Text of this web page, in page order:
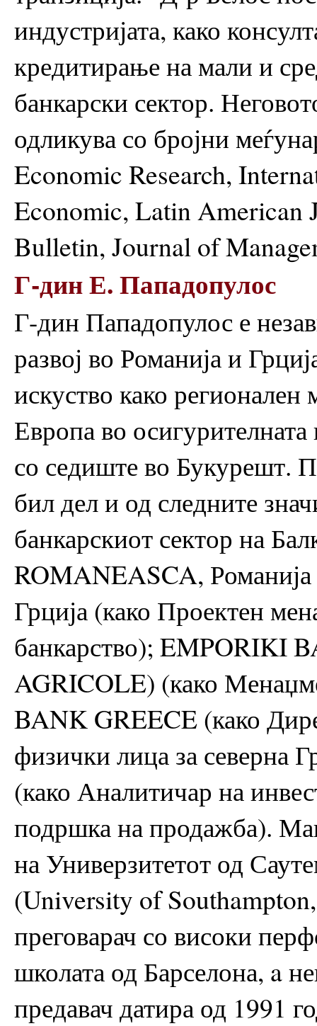
индустријата, како
кредитирање на мали и
банкарски сектор.
одликува со бројни
Economic Research,
Economic, Latin American
Bulletin, Journal of
Г-дин Е. Пападопулос
Г-дин Пападопулос е
развој во Романија и
искуство како
Европа во
со седиште во Букурешт.
бил дел и од следните
банкарскиот сектор на
ROMANEASCA, Романија
Грција (како Проектен
банкарство); EMPORIKI
AGRICOLE) (како
BANK GREECE (како
физички лица за северна
(како Аналитичар на
подршка на продажба).
на Универзитетот од
(University of
преговарач со високи
школата од Барселона, a
предавач датира од 1991